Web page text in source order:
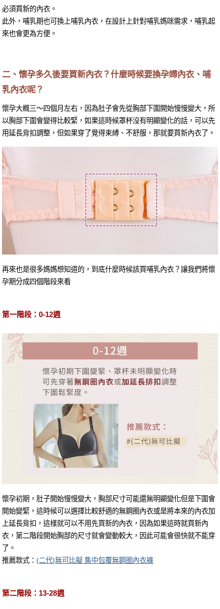
必須買新的內衣。
此外，哺乳期也可換上哺乳內衣，在設計上針對哺乳媽咪需求，哺乳起
來也會更為方便。
二、懷孕多久後要買新內衣？什麼時候要換孕婦內衣、哺
乳內衣呢？
懷孕大概三～四個月左右，因為肚子會先從胸部下圍開始慢慢變大，所
以胸部下圍會變得比較緊，如果這時候罩杯沒有明顯變化的話，可以先
用延長背扣調整，但如果穿了覺得束縛、不舒服，那就要買新內衣了。
再來也是很多媽媽想知道的，到底什麼時候該買哺乳內衣？讓我們將懷
孕期分成四個階段來看
第一階段：0-12週
懷孕初期，肚子開始慢慢變大，胸部尺寸可能還無明顯變化但是下圍會
開始變緊，這時候可以選擇比較舒適的無鋼圈內衣或是將本來的內衣加
上延長背扣，這樣就可以不用先買新的內衣，因為如果這時就買新內
衣，第二階段開始胸部的尺寸就會變動較大，因此可能會很快就不能穿
了。
推薦款式： (二代)無可比擬 集中包覆無鋼圈內衣褲
第二階段：13-28週